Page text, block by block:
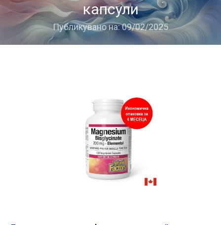
капсули
Публикувано на: 09/02/2025